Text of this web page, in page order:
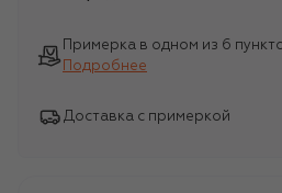
Примерка в одном из 6
Подробнее
Доставка с примеркой